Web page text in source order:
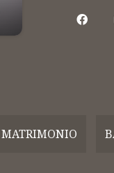
MATRIMONIO